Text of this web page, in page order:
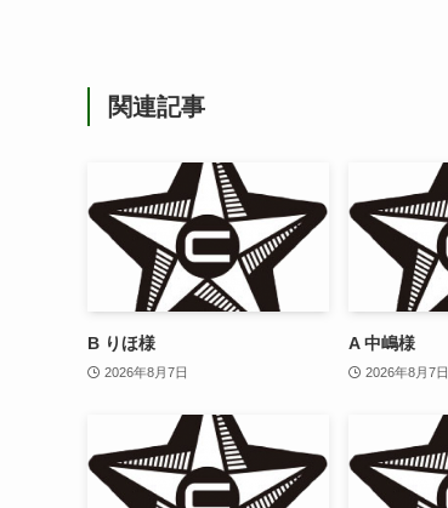
関連記事
B りほ様
2026年8月7日
A 中嶋様
2026年8月7日